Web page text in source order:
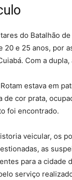
do Batalhão
20 e 25 anos, por
Com a
estava em
de cor prata,
foi encontrado.
veicular, os
as
para a cidade
serviço